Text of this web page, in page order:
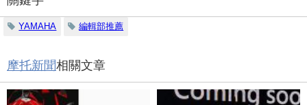
YAMAHA 編輯部推薦
摩托新聞相關文章